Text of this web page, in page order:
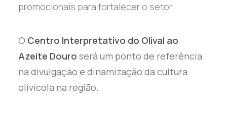
promocionais para fortalecer o setor
O Centro Interpretativo do Olival ao
Azeite Douro será um ponto de referência
na divulgação e dinamização da cultura
olivícola na região.